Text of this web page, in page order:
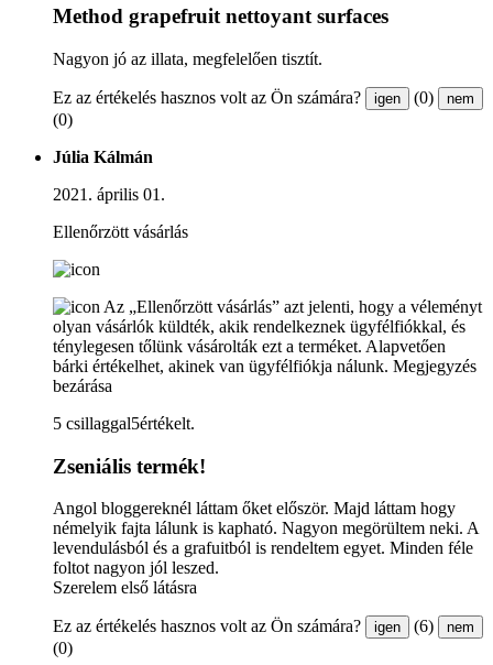
Method grapefruit nettoyant surfaces
Nagyon jó az illata, megfelelően tisztít.
Ez az értékelés hasznos volt az Ön számára? igen (0) nem
(0)
Júlia Kálmán
2021. április 01.
Ellenőrzött vásárlás
Az „Ellenőrzött vásárlás” azt jelenti, hogy a véleményt
olyan vásárlók küldték, akik rendelkeznek ügyfélfiókkal, és
ténylegesen tőlünk vásárolták ezt a terméket. Alapvetően
bárki értékelhet, akinek van ügyfélfiókja nálunk. Megjegyzés
bezárása
5 csillaggal5értékelt.
Zseniális termék!
Angol bloggereknél láttam őket először. Majd láttam hogy
némelyik fajta lálunk is kapható. Nagyon megörültem neki. A
levendulásból és a grafuitból is rendeltem egyet. Minden féle
foltot nagyon jól leszed.
Szerelem első látásra
Ez az értékelés hasznos volt az Ön számára? igen (6) nem
(0)